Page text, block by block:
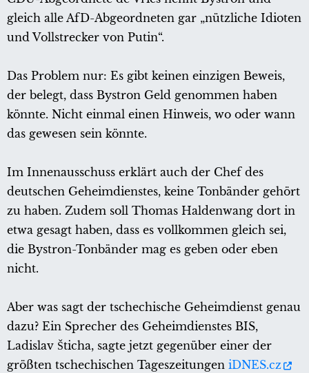
gleich alle AfD-Abgeordneten gar „nützliche Idioten
und Vollstrecker von Putin“.
Das Problem nur: Es gibt keinen einzigen Beweis,
der belegt, dass Bystron Geld genommen haben
könnte. Nicht einmal einen Hinweis, wo oder wann
das gewesen sein könnte.
Im Innenausschuss erklärt auch der Chef des
deutschen Geheimdienstes, keine Tonbänder gehört
zu haben. Zudem soll Thomas Haldenwang dort in
etwa gesagt haben, dass es vollkommen gleich sei,
die Bystron-Tonbänder mag es geben oder eben
nicht.
Aber was sagt der tschechische Geheimdienst genau
dazu? Ein Sprecher des Geheimdienstes BIS,
Ladislav Šticha, sagte jetzt gegenüber einer der
größten tschechischen Tageszeitungen iDNES.cz